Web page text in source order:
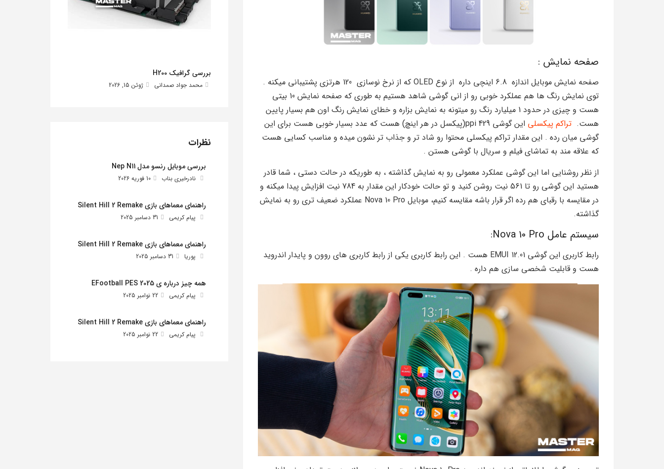
صفحه نمایش :
صفحه نمایش موبایل اندازه 6.8 اینچی داره از نوع OLED که از نرخ نوسازی 120 هرتزی پشتیبانی میکنه .
توی نمایش رنگ ها هم عملکرد خوبی رو از انی گوشی شاهد هستیم به طوری که صفحه نمایش 10 بیتی
هست و چیزی در حدود 1 میلیارد رنگ رو میتونه به نمایش بزاره و خطای نمایش رنگ اون هم بسیار پایین
هست. تراکم پیکسلی
این گوشی 429 ppi(پیکسل در هر اینچ) هست که عدد بسیار خوبی هست برای این
گوشی میان رده . این مقدار تراکم پیکسلی محتوا رو شاد تر و جذاب تر نشون میده و مناسب کسایی هست
که علاقه مند به تماشای فیلم و سریال با گوشی هستن .
از نظر روشنایی اما این گوشی عملکرد معمولی رو به نمایش گذاشته ، به طوریکه در حالت دستی ، شما قادر
هستید این گوشی رو تا 561 نیت روشن کنید و تو حالت خودکار این مقدار به 784 نیت افزایش پیدا میکنه و
در مقایسه با رقبای هم رده اگر قرار باشه مقایسه کنیم، موبایل Nova 10 Pro عملکرد ضعیف تری رو به نمایش
گذاشته.
سیستم عامل Nova 10 Pro:
رابط کاربری این گوشی EMUI 12.01 هست . این رابط کاربری یکی از رابط کاربری های روون و پایدار اندروید
هست و قابلیت شخصی سازی هم داره .
بررسی گرافیک H200
محمد جواد صمدانی ژوئن 15, 2026
نظرات
بررسی موبایل رنسو مدل Nep N11
نادرخیری بناب 10 فوریه 2026
راهنمای معماهای بازی Silent Hill 2 Remake
پیام کریمی 31 دسامبر 2025
راهنمای معماهای بازی Silent Hill 2 Remake
پوریا 31 دسامبر 2025
همه چیز درباره ی EFootball PES 2025
پیام کریمی 22 نوامبر 2025
راهنمای معماهای بازی Silent Hill 2 Remake
پیام کریمی 22 نوامبر 2025